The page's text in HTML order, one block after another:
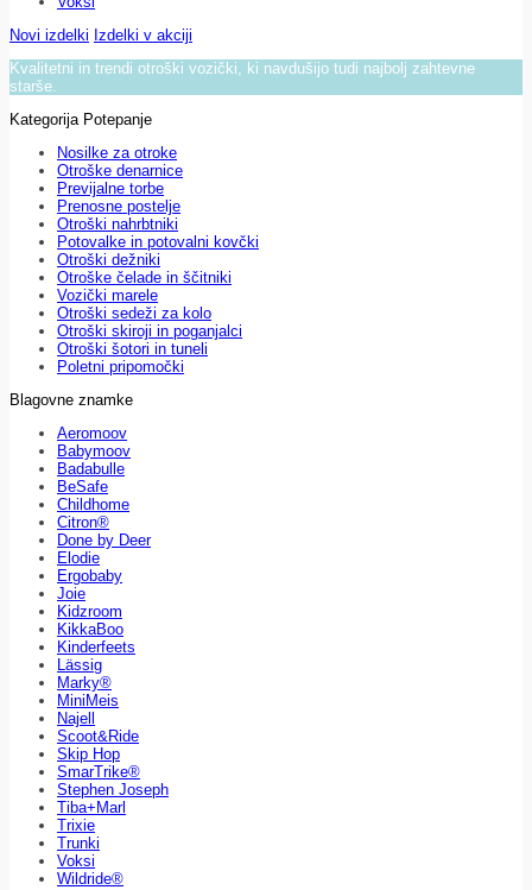
Novi izdelki Izdelki v akciji
Kvalitetni in trendi otroški vozički, ki navdušijo tudi najbolj zahtevne
starše.
Kategorija Potepanje
Nosilke za otroke
Otroške denarnice
Previjalne torbe
Prenosne postelje
Otroški nahrbtniki
Potovalke in potovalni kovčki
Otroški dežniki
Otroške čelade in ščitniki
Vozički marele
Otroški sedeži za kolo
Otroški skiroji in poganjalci
Otroški šotori in tuneli
Poletni pripomočki
Blagovne znamke
Aeromoov
Babymoov
Badabulle
BeSafe
Childhome
Citron®
Done by Deer
Elodie
Ergobaby
Joie
Kidzroom
KikkaBoo
Kinderfeets
Lässig
Marky®
MiniMeis
Najell
Scoot&Ride
Skip Hop
SmarTrike®
Stephen Joseph
Tiba+Marl
Trixie
Trunki
Voksi
Wildride®